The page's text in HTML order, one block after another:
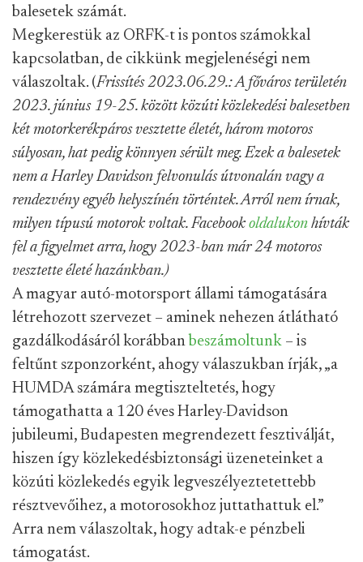
balesetek számát.
Megkerestük az ORFK-t is pontos számokkal
kapcsolatban, de cikkünk megjelenéségi nem
válaszoltak. (Frissítés 2023.06.29.: A főváros területén
2023. június 19-25. között közúti közlekedési balesetben
két motorkerékpáros vesztette életét, három motoros
súlyosan, hat pedig könnyen sérült meg. Ezek a balesetek
nem a Harley Davidson felvonulás útvonalán vagy a
rendezvény egyéb helyszínén történtek. Arról nem írnak,
milyen típusú motorok voltak. Facebook oldalukon hívták
fel a figyelmet arra, hogy 2023-ban már 24 motoros
vesztette életé hazánkban.)
A magyar autó-motorsport állami támogatására
létrehozott szervezet – aminek nehezen átlátható
gazdálkodásáról korábban beszámoltunk – is
feltűnt szponzorként, ahogy válaszukban írják, „a
HUMDA számára megtiszteltetés, hogy
támogathatta a 120 éves Harley-Davidson
jubileumi, Budapesten megrendezett fesztiválját,
hiszen így közlekedésbiztonsági üzeneteinket a
közúti közlekedés egyik legveszélyeztetettebb
résztvevőihez, a motorosokhoz juttathattuk el.”
Arra nem válaszoltak, hogy adtak-e pénzbeli
támogatást.